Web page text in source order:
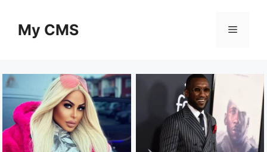
contentMy CMS Menu